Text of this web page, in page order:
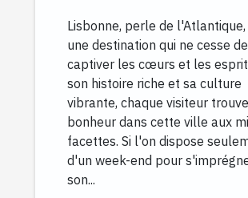
Lisbonne, perle de
une destination qui ne cesse de
captiver les cœurs et les
son histoire riche et sa culture
vibrante, chaque visiteur
bonheur dans cette ville aux
facettes. Si l'on dispose
d'un week-end pour
son...